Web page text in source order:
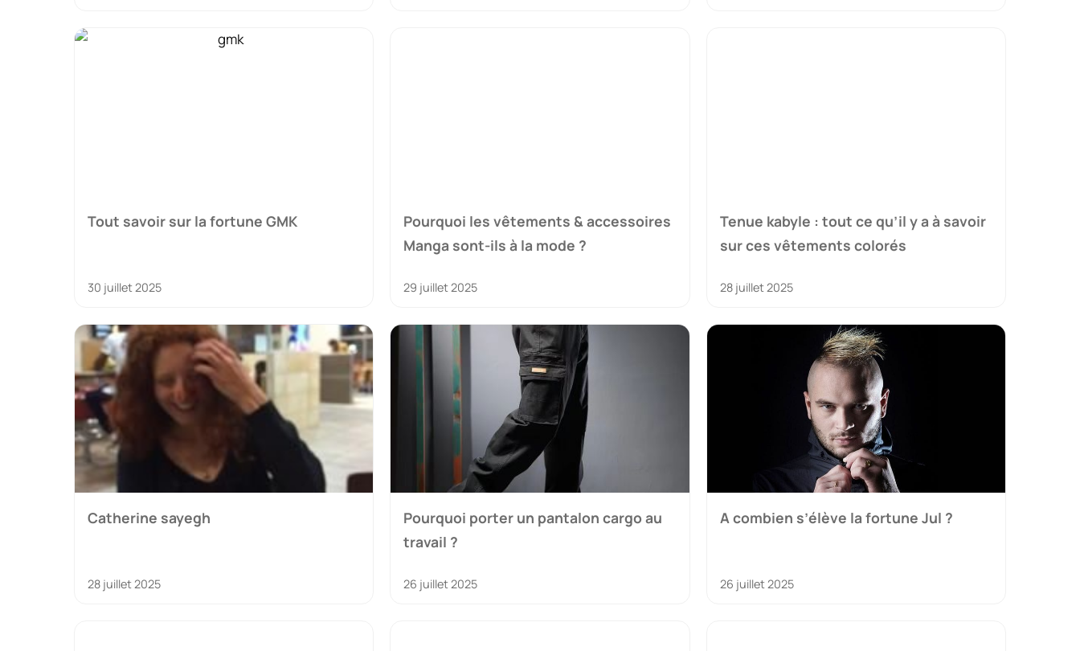
Tout savoir sur la fortune GMK
30 juillet 2025
Pourquoi les vêtements & accessoires
Manga sont-ils à la mode ?
29 juillet 2025
Tenue kabyle : tout ce qu’il y a à savoir
sur ces vêtements colorés
28 juillet 2025
Catherine sayegh
28 juillet 2025
Pourquoi porter un pantalon cargo au
travail ?
26 juillet 2025
A combien s’élève la fortune Jul ?
26 juillet 2025